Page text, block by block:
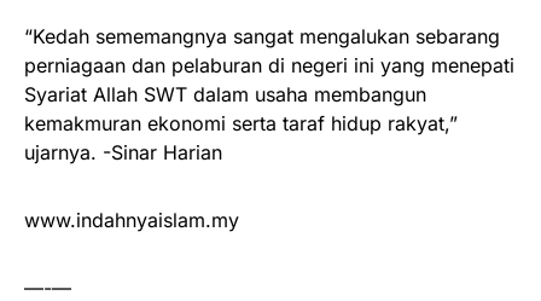
“Kedah sememangnya sangat mengalukan sebarang
perniagaan dan pelaburan di negeri ini yang menepati
Syariat Allah SWT dalam usaha membangun
kemakmuran ekonomi serta taraf hidup rakyat,”
ujarnya. -Sinar Harian
www.indahnyaislam.my
—-—